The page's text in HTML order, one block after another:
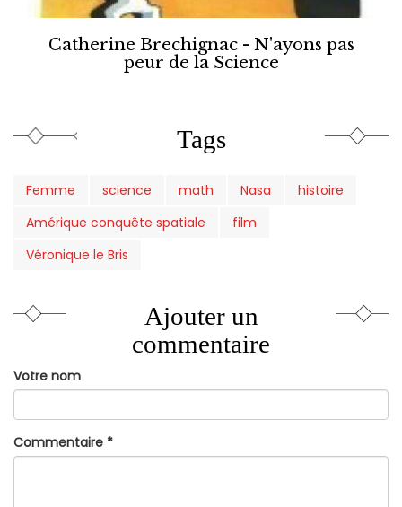
Catherine Brechignac - N'ayons pas
peur de la Science
Tags
Femme science math Nasa
histoire
Amérique conquête spatiale
film
Véronique le Bris
Ajouter un
commentaire
Votre nom
Commentaire *